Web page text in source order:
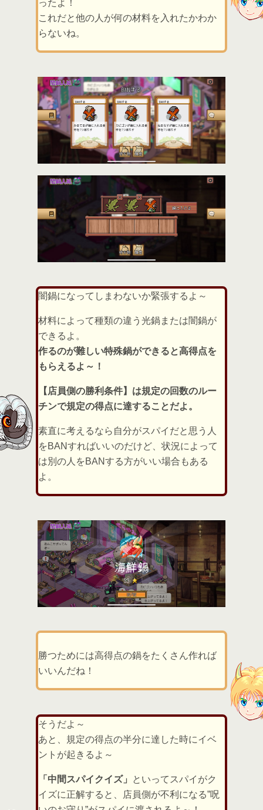
ったよ！
これだと他の人が何の材料を入れたかわか
らないね。
闇鍋になってしまわないか緊張するよ～
材料によって種類の違う光鍋または闇鍋が
できるよ。
作るのが難しい特殊鍋ができると高得点を
もらえるよ～！
【店員側の勝利条件】は規定の回数のルー
チンで規定の得点に達することだよ。
素直に考えるなら自分がスパイだと思う人
をBANすればいいのだけど、状況によって
は別の人をBANする方がいい場合もある
よ。
勝つためには高得点の鍋をたくさん作れば
いいんだね！
そうだよ～
あと、規定の得点の半分に達した時にイベ
ントが起きるよ～
「中間スパイクイズ」
といってスパイがク
イズに正解すると、店員側が不利になる”呪